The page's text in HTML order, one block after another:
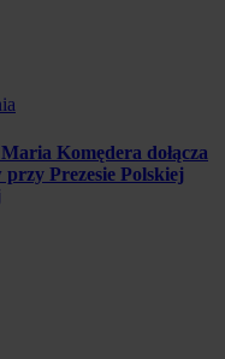
Komędera dołącza
Prezesie Polskiej